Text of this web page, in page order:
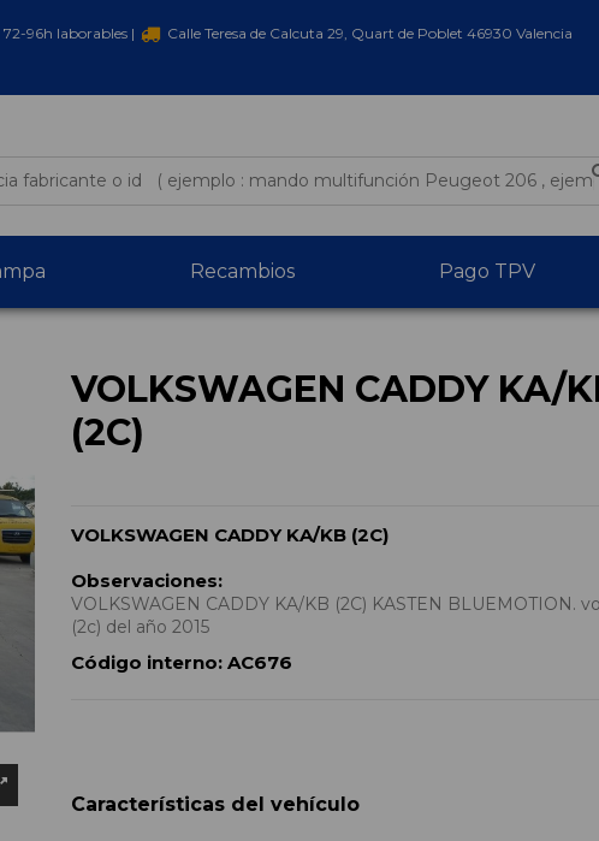
96h laborables |
Calle Teresa de Calcuta 29, Quart de Poblet 46930 Valencia
Recambios Pago TPV
VOLKSWAGEN CADDY KA/
(2C)
VOLKSWAGEN CADDY KA/KB (2C)
Observaciones:
VOLKSWAGEN CADDY KA/KB (2C) KASTEN BLUEMOTION.
(2c) del año 2015
Código interno: AC676
Características del vehículo